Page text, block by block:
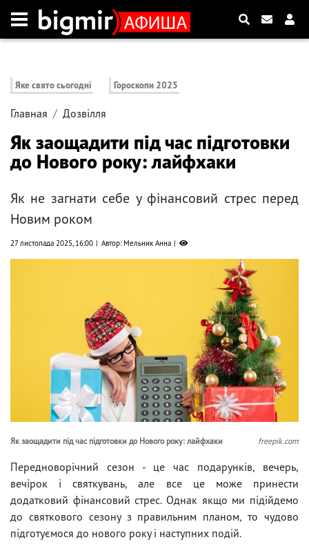
Яке свято сьогодні Гороскопи 2025
Главная Дозвілля
Як заощадити під час підготовки
до Нового року: лайфхаки
Як не загнати себе у фінансовий стрес перед
Новим роком
27 листопада 2025, 16:00 Автор: Мельник Анна
Як заощадити під час підготовки до Нового року: лайфхаки freepik.com
Передноворічний сезон - це час подарунків, вечерь,
вечірок і святкувань, але все це може принести
додатковий фінансовий стрес. Однак якщо ми підійдемо
до святкового сезону з правильним планом, то чудово
підготуємося до нового року і наступних подій.